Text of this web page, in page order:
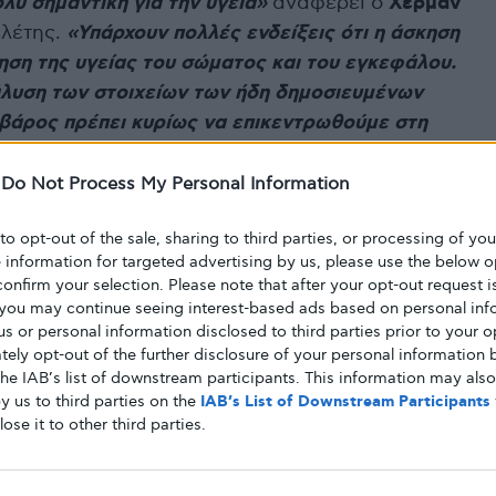
Do Not Process My Personal Information
opt-out of the sale, sharing to third parties, or processing of
information for targeted advertising by us, please use the below
your selection. Please note that after your opt-out request
may continue seeing interest-based ads based on personal
or personal information disclosed to third parties prior to your
opt-out of the further disclosure of your personal information
IAB’s list of downstream participants. This information may
us to third parties on the IAB’s List of Downstream Participants
it to other third parties.
«Υπάρχουν πολλές ενδείξεις ότι η άσκηση
της υγείας του σώματος και του εγκεφάλου.
των στοιχείων των ήδη δημοσιευμένων
πρέπει κυρίως να επικεντρωθούμε στη
ένα πρόγραμμα άσκησης με σκοπό το
να χάσουν μερικά κιλά τους επόμενους
μεγάλο αριθμό προηγούμενων μελετών, οι
ότιτα άτομα που ακολουθούν ένα
πολλές φορές εμφανίζουν παρόμοια
δαπάνης με άτομα που ακολουθούν
να είναι ότι η σκληρή σωματική άσκηση
κουρασμένος με αποτέλεσμα να
ζωής μικρότερη κατανάλωση θερμίδων.
ενεργειακή δαπάνη και τα επίπεδα